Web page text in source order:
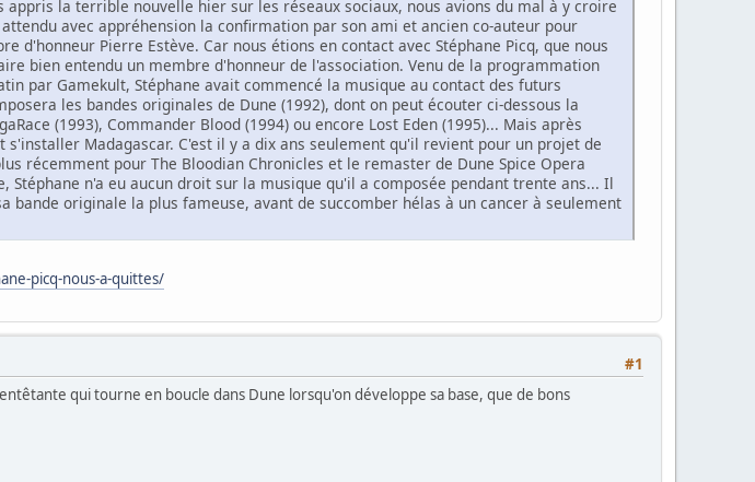
appris la terrible nouvelle hier sur les réseaux sociaux, nous avions du mal à y croire
avec appréhension la confirmation par son ami et ancien co-auteur pour
d'honneur Pierre Estève. Car nous étions en contact avec Stéphane Picq, que nous
bien entendu un membre d'honneur de l'association. Venu de la programmation
par Gamekult, Stéphane avait commencé la musique au contact des futurs
les bandes originales de Dune (1992), dont on peut écouter ci-dessous la
(1993), Commander Blood (1994) ou encore Lost Eden (1995)... Mais après
Madagascar. C'est il y a dix ans seulement qu'il revient pour un projet de
récemment pour The Bloodian Chronicles et le remaster de Dune Spice Opera
Stéphane n'a eu aucun droit sur la musique qu'il a composée pendant trente ans... Il
originale la plus fameuse, avant de succomber hélas à un cancer à seulement
picq-nous-a-quittes/
#1
qui tourne en boucle dans Dune lorsqu'on développe sa base, que de bons